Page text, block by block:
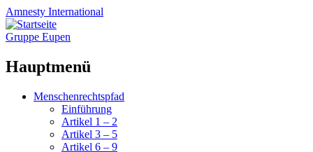
Amnesty International
Gruppe Eupen
Hauptmenü
Zum
Menschenrechtspfad
Einführung
Artikel 1 – 2
Artikel 3 – 5
Artikel 6 – 9